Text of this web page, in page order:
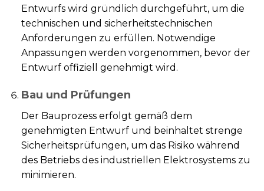
Entwurfs wird gründlich durchgeführt, um die
technischen und sicherheitstechnischen
Anforderungen zu erfüllen. Notwendige
Anpassungen werden vorgenommen, bevor der
Entwurf offiziell genehmigt wird.
Bau und Prüfungen
Der Bauprozess erfolgt gemäß dem
genehmigten Entwurf und beinhaltet strenge
Sicherheitsprüfungen, um das Risiko während
des Betriebs des industriellen Elektrosystems zu
minimieren.